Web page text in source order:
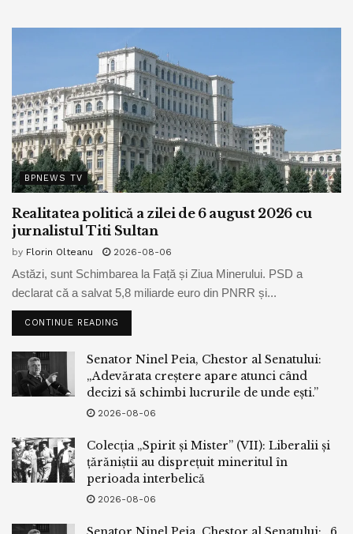
BPNEWS TV
Realitatea politică a zilei de 6 august 2026 cu
jurnalistul Titi Sultan
by Florin Olteanu 2026-08-06
Astăzi, sunt Schimbarea la Față și Ziua Minerului. PSD a
declarat că a salvat 5,8 miliarde euro din PNRR și...
CONTINUE READING
Senator Ninel Peia, Chestor al Senatului:
„Adevărata creștere apare atunci când
decizi să schimbi lucrurile de unde ești.”
2026-08-06
Colecția „Spirit și Mister” (VII): Liberalii și
țărăniștii au disprețuit mineritul în
perioada interbelică
2026-08-06